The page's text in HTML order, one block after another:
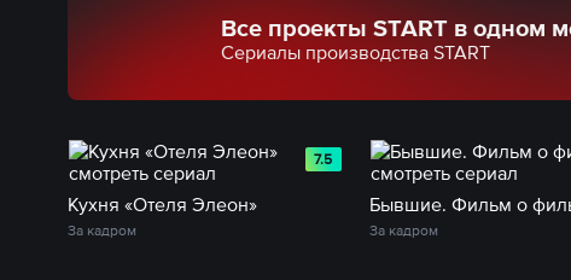
Все проекты START в одном
Сериалы производства START
7.5
Кухня «Отеля Элеон»
За кадром
Бывшие. Фильм о
За кадром